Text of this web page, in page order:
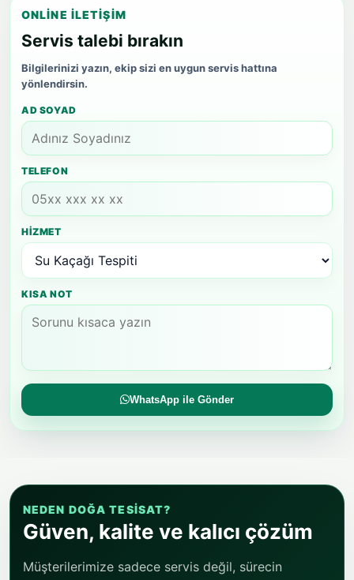
ONLINE İLETIŞIM
Servis talebi bırakın
Bilgilerinizi yazın, ekip sizi en uygun servis hattına
yönlendirsin.
AD SOYAD
TELEFON
HIZMET
KISA NOT
WhatsApp ile Gönder
NEDEN DOĞA TESISAT?
Güven, kalite ve kalıcı çözüm
Müşterilerimize sadece servis değil, sürecin